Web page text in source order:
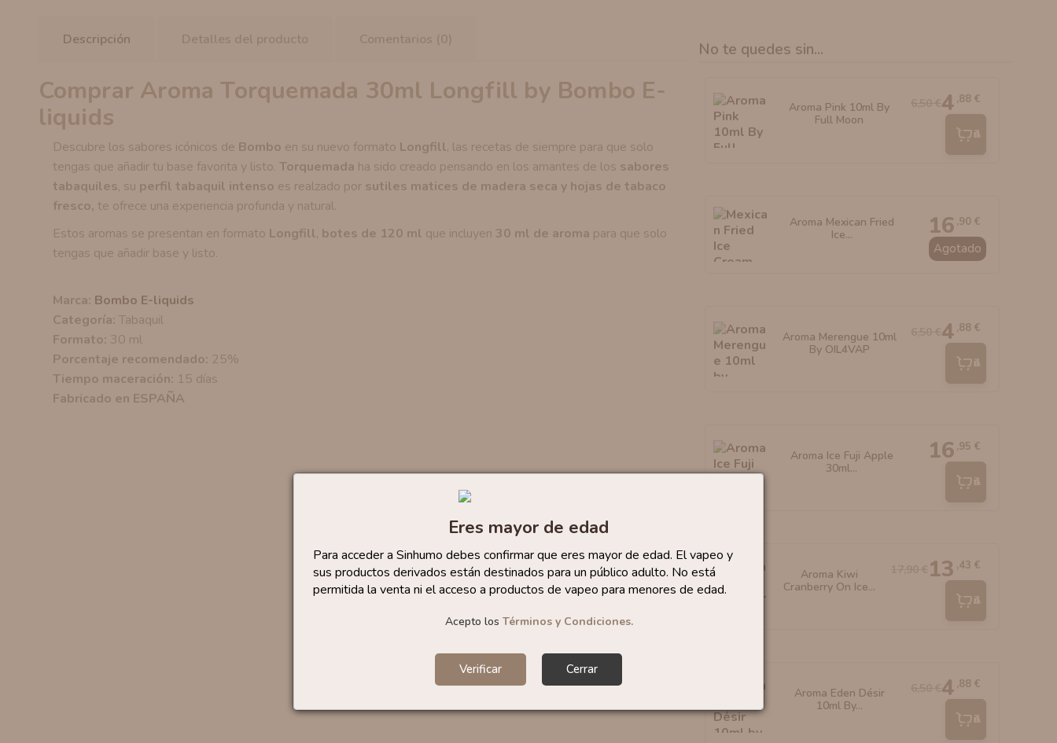
Eres mayor de edad
Para acceder a Sinhumo debes confirmar que eres mayor de edad. El vapeo y
sus productos derivados están destinados para un público adulto. No está
permitida la venta ni el acceso a productos de vapeo para menores de edad.
Acepto los Términos y Condiciones.
Verificar Cerrar
Descripción Detalles del producto Comentarios (0)
Comprar Aroma Torquemada 30ml Longfill by Bombo E-
liquids
Descubre los sabores icónicos de Bombo en su nuevo formato Longfill, las recetas de siempre para que solo
tengas que añadir tu base favorita y listo. Torquemada ha sido creado pensando en los amantes de los sabores
tabaquiles, su perfil tabaquil intenso es realzado por sutiles matices de madera seca y hojas de tabaco
fresco, te ofrece una experiencia profunda y natural.
Estos aromas se presentan en formato Longfill, botes de 120 ml que incluyen 30 ml de aroma para que solo
tengas que añadir base y listo.
Marca: Bombo E-liquids
Categoría: Tabaquil
Formato: 30 ml
Porcentaje recomendado: 25%
Tiempo maceración: 15 días
Fabricado en ESPAÑA
No te quedes sin...
Aroma Pink 10ml By
Full Moon
4 ,88 €
Añadir
Aroma Mexican Fried
Ice...
16 ,90 €
Agotado
Aroma Merengue 10ml
By OIL4VAP
4 ,88 €
Añadir
Aroma Ice Fuji Apple
30ml...
16 ,95 €
Añadir
Aroma Kiwi
Cranberry On Ice...
13 ,43 €
Añadir
Aroma Eden Désir
10ml By...
4 ,88 €
Añadir